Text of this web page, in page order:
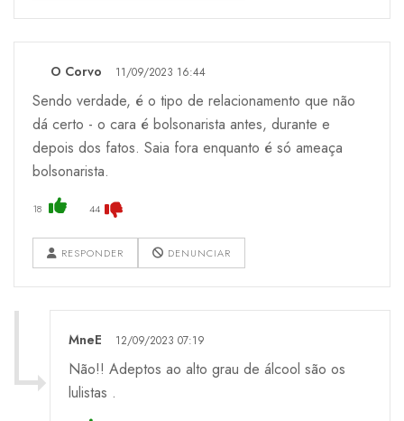
O Corvo 11/09/2023 16:44
Sendo verdade, é o tipo de relacionamento que não
dá certo - o cara é bolsonarista antes, durante e
depois dos fatos. Saia fora enquanto é só ameaça
bolsonarista.
18 44
RESPONDER DENUNCIAR
MneE 12/09/2023 07:19
Não!! Adeptos ao alto grau de álcool são os
lulistas .